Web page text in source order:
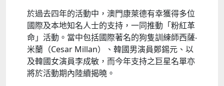
於過去四年的活動中，澳門康萊德有幸獲得多位
國際及本地知名人士的支持，一同推動「粉紅革
命」活動。當中包括國際著名的狗隻訓練師西薩‧
米蘭（Cesar Millan）、韓國男演員鄭錫元、以
及韓國女演員李成敏，而今年支持之巨星名單亦
將於活動期內陸續揭曉。